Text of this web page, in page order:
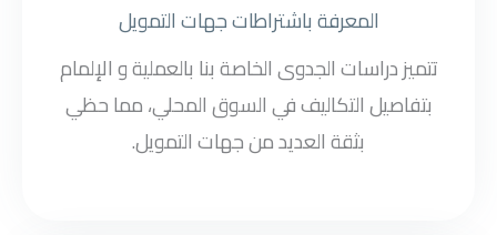
المعرفة باشتراطات جهات التمويل
تتميز دراسات الجدوى الخاصة بنا بالعملية و الإلمام
بتفاصيل التكاليف في السوق المحلي، مما حظي
بثقة العديد من جهات التمويل.